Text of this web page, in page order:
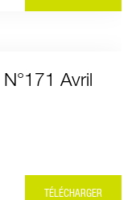
Avril
TÉLÉCHARGER